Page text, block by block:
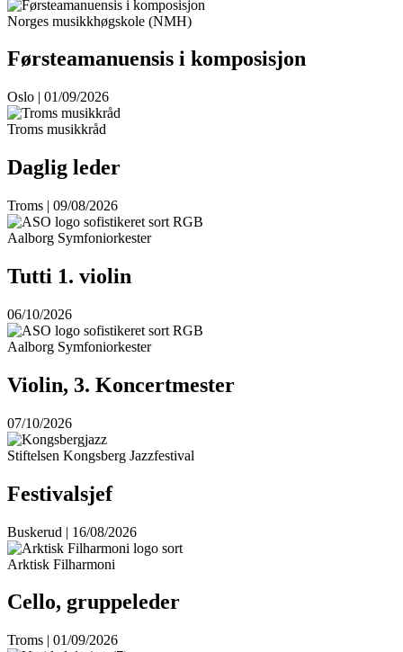
Norges musikkhøgskole (NMH)
Førsteamanuensis i komposisjon
Oslo | 01/09/2026
Troms musikkråd
Daglig leder
Troms | 09/08/2026
Aalborg Symfoniorkester
Tutti 1. violin
06/10/2026
Aalborg Symfoniorkester
Violin, 3. Koncertmester
07/10/2026
Stiftelsen Kongsberg Jazzfestival
Festivalsjef
Buskerud | 16/08/2026
Arktisk Filharmoni
Cello, gruppeleder
Troms | 01/09/2026